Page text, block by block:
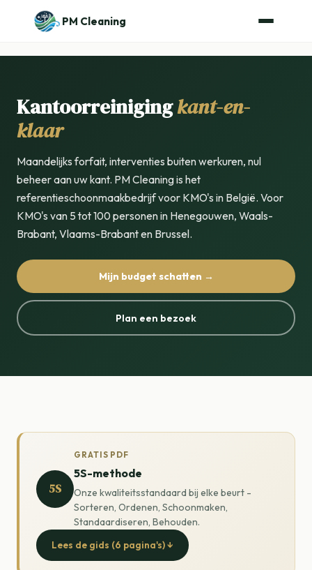
PM Cleaning
Kantoorreinigingkant-en-
klaar
Maandelijks forfait, interventies buiten werkuren, nul
beheer aan uw kant. PM Cleaning is het
referentieschoonmaakbedrijf voor KMO's in België. Voor
KMO's van 5 tot 100 personen in Henegouwen, Waals-
Brabant, Vlaams-Brabant en Brussel.
Mijn budget schatten →
Plan een bezoek
5S
GRATIS PDF
5S-methode
Onze kwaliteitsstandaard bij elke beurt -
Sorteren, Ordenen, Schoonmaken,
Standaardiseren, Behouden.
Lees de gids (6 pagina's) ↓